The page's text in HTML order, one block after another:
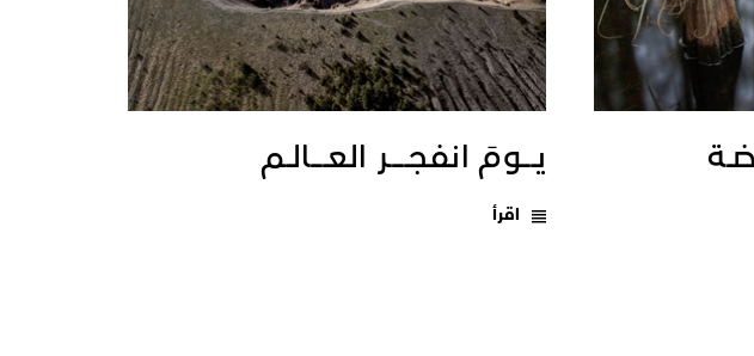
يـــومَ انفجـــــر العــــالـم
اقرأ